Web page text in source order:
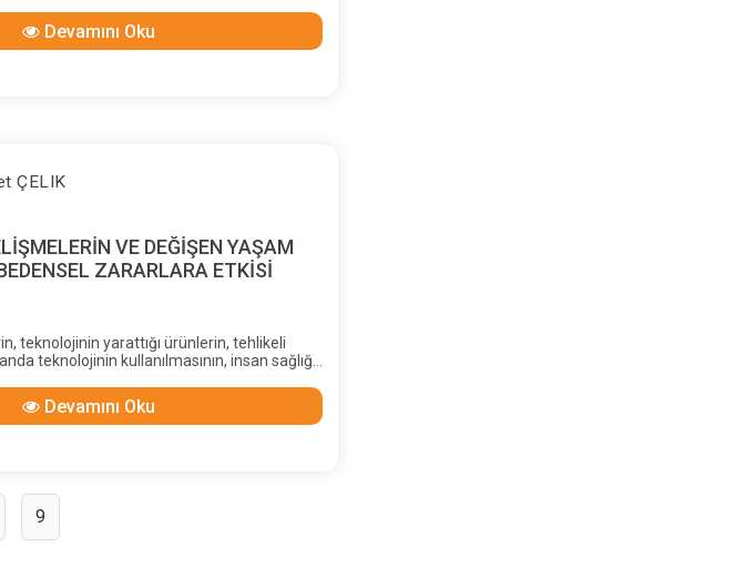
yapılmış olup,
Devamını Oku
ÇELIK
VE DEĞİŞEN YAŞAM
ZARARLARA ETKİSİ
teknolojinin yarattığı ürünlerin, tehlikeli
teknolojinin kullanılmasının, insan sağlığı
Devamını Oku
9